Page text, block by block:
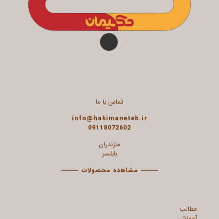
تماس با ما
info@hakimaneteb.ir
09118072602
مازندران
بابلسر
⸻ مشاهده محصولات ⸻
مطالب